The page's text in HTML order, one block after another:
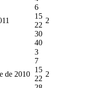
6
15
22
30
40
2
de 2010
3
7
15
22
2